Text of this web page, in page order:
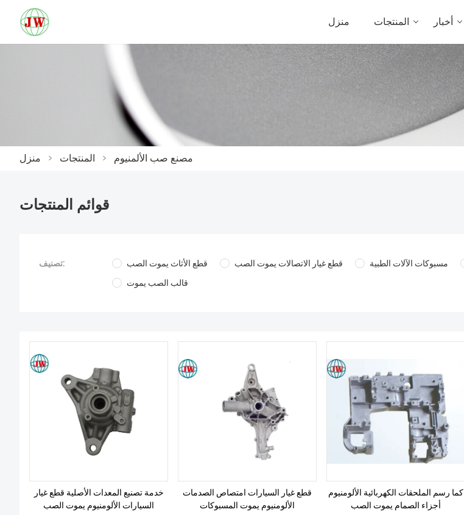
منزل المنتجات أخبار
منزل > المنتجات > مصنع صب الألمنيوم
قوائم المنتجات
تصنيف: قطع الأثاث يموت الصب قطع غيار الاتصالات يموت الصب مسبوكات الآلات الطبية
قالب الصب يموت
خدمة تصنيع المعدات الأصلية قطع غيار
السيارات الألومنيوم يموت الصب
قطع غيار السيارات امتصاص الصدمات
الألومنيوم يموت المسبوكات
كما رسم الملحقات الكهربائية الألومنيوم
أجزاء الصمام يموت الصب